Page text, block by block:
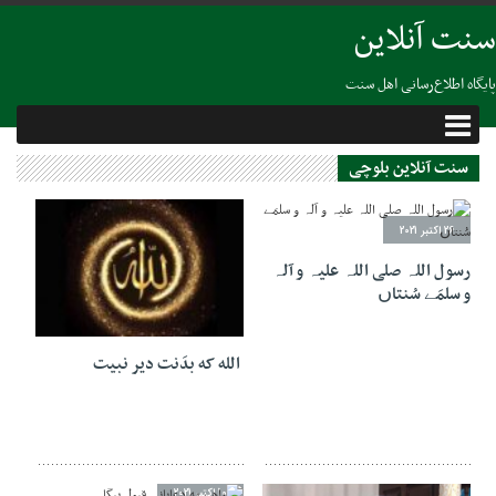
سنت آنلاین
پایگاه اطلاع‌رسانی اهل سنت
سنت آنلاین بلوچی
26 اکتبر 2021
رسول اللہ صلی اللہ علیہ و آلہ
و سلمَے سُنتاں
الله که بدَنت دیر نبیت